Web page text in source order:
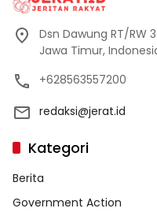
Dsn Dawung RT/RW
Jawa Timur,
+628563557200
redaksi@jerat.id
Kategori
Berita
Government Action